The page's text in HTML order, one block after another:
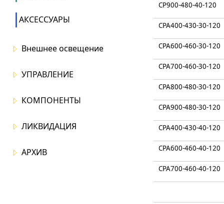
АКСЕССУАРЫ
Внешнее освещение
УПРАВЛЕНИЕ
КОМПОНЕНТЫ
ЛИКВИДАЦИЯ
АРХИВ
CP900-480-40-120
CPA400-430-30-120
CPA600-460-30-120
CPA700-460-30-120
CPA800-480-30-120
CPA900-480-30-120
CPA400-430-40-120
CPA600-460-40-120
CPA700-460-40-120